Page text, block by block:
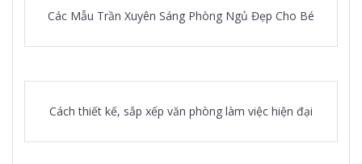
Các Mẫu Trần Xuyên Sáng Phòng Ngủ Đẹp Cho Bé
Cách thiết kế, sắp xếp văn phòng làm việc hiện đại